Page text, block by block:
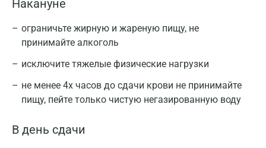
Накануне
ограничьте жирную и жареную пищу, не
принимайте алкоголь
исключите тяжелые физические нагрузки
не менее 4х часов до сдачи крови не принимайте
пищу, пейте только чистую негазированную воду
В день сдачи